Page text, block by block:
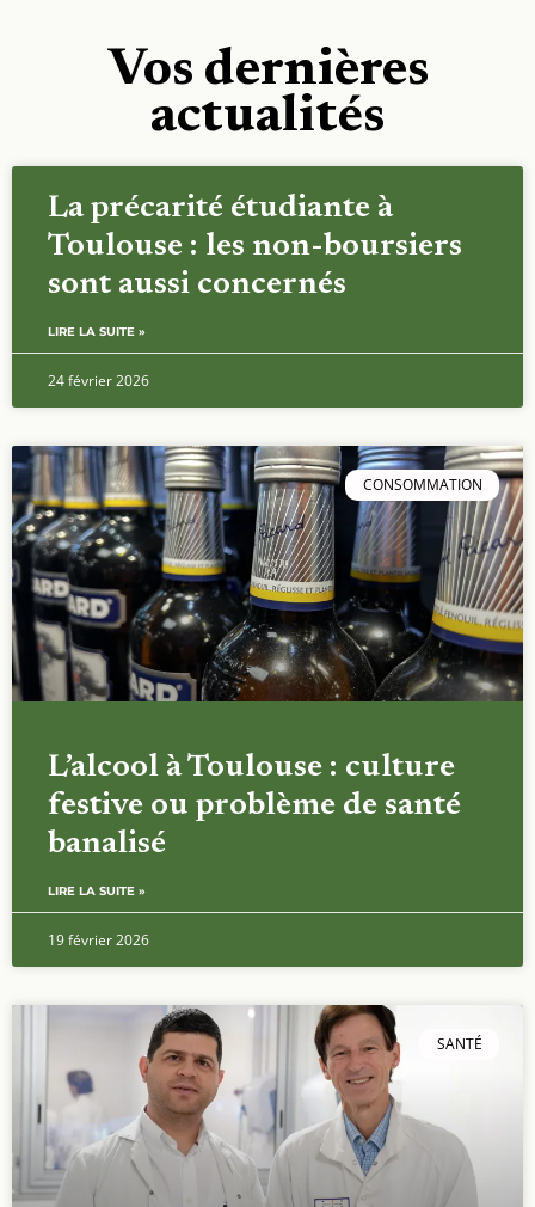
Vos dernières
actualités
La précarité étudiante à
Toulouse : les non-boursiers
sont aussi concernés
LIRE LA SUITE »
24 février 2026
CONSOMMATION
L’alcool à Toulouse : culture
festive ou problème de santé
banalisé
LIRE LA SUITE »
19 février 2026
SANTÉ